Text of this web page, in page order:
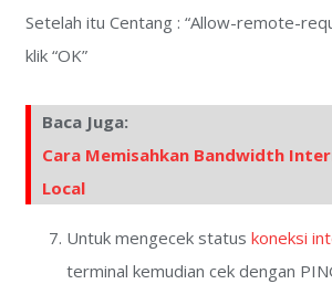
Setelah itu Centang : “Allow-remote-
klik “OK”
Baca Juga:
Cara Memisahkan Bandwidth
Local
Untuk mengecek status koneksi
terminal kemudian cek dengan